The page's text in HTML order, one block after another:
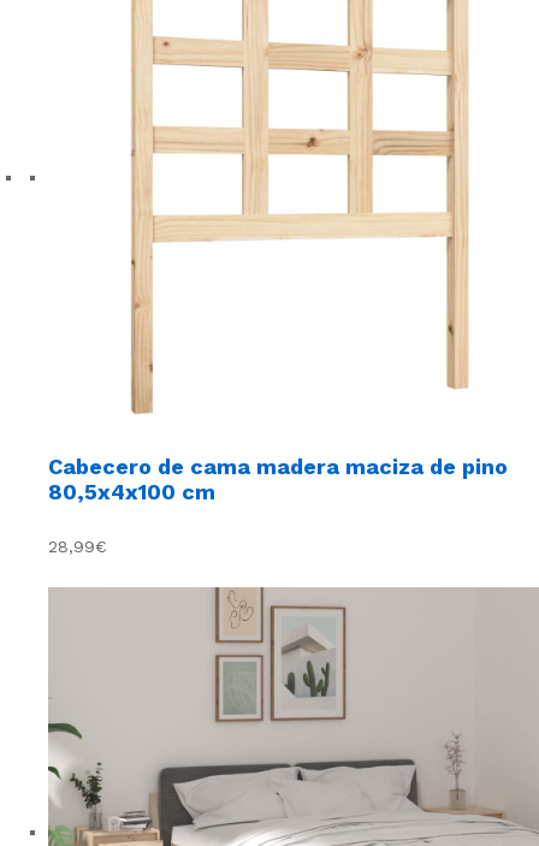
Cabecero de cama madera maciza de pino
80,5x4x100 cm
28,99€